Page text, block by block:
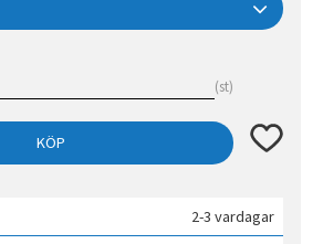
st
KÖP Lägg till
2-3 vardagar